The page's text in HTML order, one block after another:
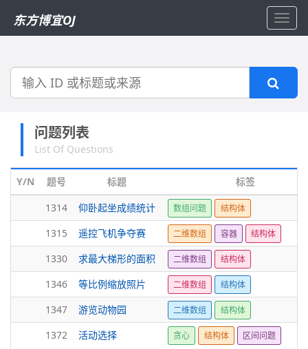
东方博宜OJ
搜
问题列表
List Of Questions
Y/N 题号 标题
标签
1314
仰卧起坐成绩统计 数组问题 结构体
1315 遥控飞机争夺赛 二维数组 容器 结构体
1330 求最大梯形的面积 二维数组 结构体
1346 等比例缩放照片 二维数组 结构体
1347 游览动物园 二维数组 结构体
1372 活动选择 贪心 结构体 区间问题